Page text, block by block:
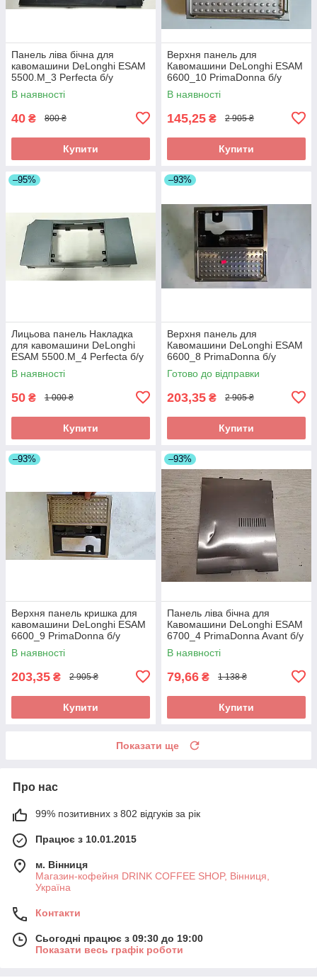
Панель ліва бічна для
кавомашини DeLonghi ESAM
5500.M_3 Perfecta б/у
_дефект
В наявності
40 ₴ 800 ₴
Купити
Верхня панель для
Кавомашини DeLonghi ESAM
6600_10 PrimaDonna б/у
_дефект
В наявності
145,25 ₴ 2 905 ₴
Купити
–95%
Лицьова панель Накладка
для кавомашини DeLonghi
ESAM 5500.M_4 Perfecta б/у
_дефект
В наявності
50 ₴ 1 000 ₴
Купити
–93%
Верхня панель для
Кавомашини DeLonghi ESAM
6600_8 PrimaDonna б/у
Готово до відправки
203,35 ₴ 2 905 ₴
Купити
–93%
Верхня панель кришка для
кавомашини DeLonghi ESAM
6600_9 PrimaDonna б/у
_дефект
В наявності
203,35 ₴ 2 905 ₴
Купити
–93%
Панель ліва бічна для
Кавомашини DeLonghi ESAM
6700_4 PrimaDonna Avant б/у
В наявності
79,66 ₴ 1 138 ₴
Купити
Показати ще
Про нас
99% позитивних з 802 відгуків за рік
Працює з 10.01.2015
м. Вінниця
Магазин-кофейня DRINK COFFEE SHOP, Вінниця,
Україна
Контакти
Сьогодні працює з 09:30 до 19:00
Показати весь графік роботи